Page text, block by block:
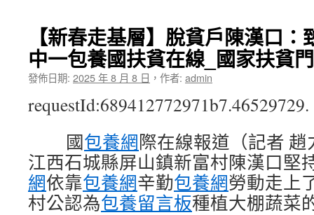
【新春走基層】脫貧戶陳漢口
中一包養國扶貧在線_國家扶貧
發佈日期: 2025 年 8 月 8 日 ， 作者: admin
requestId:689412772971b7.46529729.
國包養網際在線報道（記者
江西石城縣屏山鎮新富村陳漢口堅
網依靠包養網辛勤包養網勞動走上
村公認為包養留言板種植大棚蔬菜